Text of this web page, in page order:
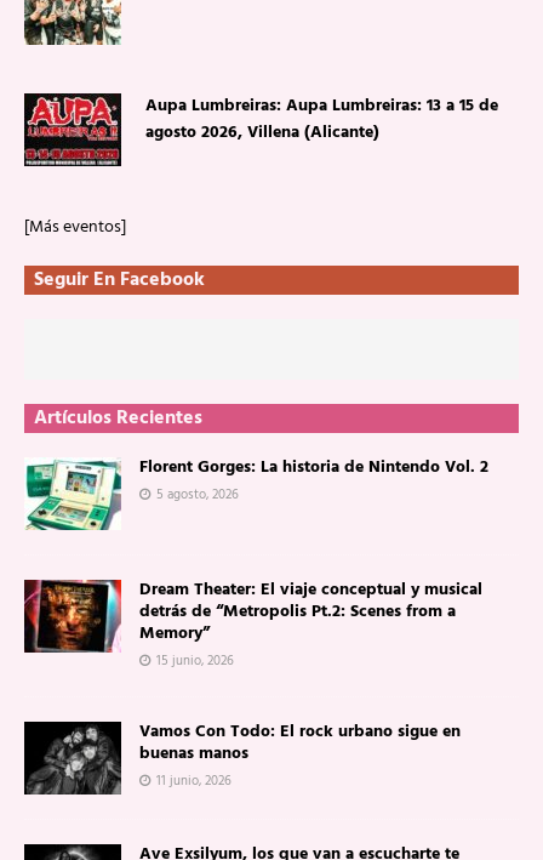
Aupa Lumbreiras: Aupa Lumbreiras: 13 a 15 de
agosto 2026, Villena (Alicante)
[Más eventos]
Seguir En Facebook
Artículos Recientes
Florent Gorges: La historia de Nintendo Vol. 2
5 agosto, 2026
Dream Theater: El viaje conceptual y musical
detrás de “Metropolis Pt.2: Scenes from a
Memory”
15 junio, 2026
Vamos Con Todo: El rock urbano sigue en
buenas manos
11 junio, 2026
Ave Exsilyum, los que van a escucharte te